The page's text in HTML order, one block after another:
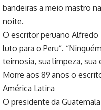
bandeiras a meio mastro
noite.
O escritor peruano Alfredo
luto para o Peru”.
teimosia, sua limpeza, sua
Morre aos 89 anos o
América Latina
O presidente da